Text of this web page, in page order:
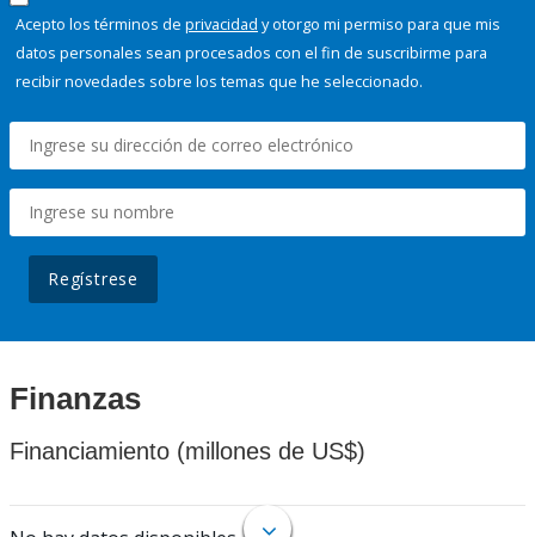
Acepto los términos de privacidad y otorgo mi permiso para que mis
datos personales sean procesados con el fin de suscribirme para
recibir novedades sobre los temas que he seleccionado.
Regístrese
Finanzas
Financiamiento (millones de US$)